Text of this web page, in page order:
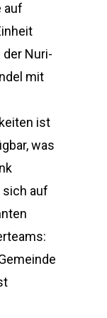
auf
Nuri-
mit
ist
was
sich auf